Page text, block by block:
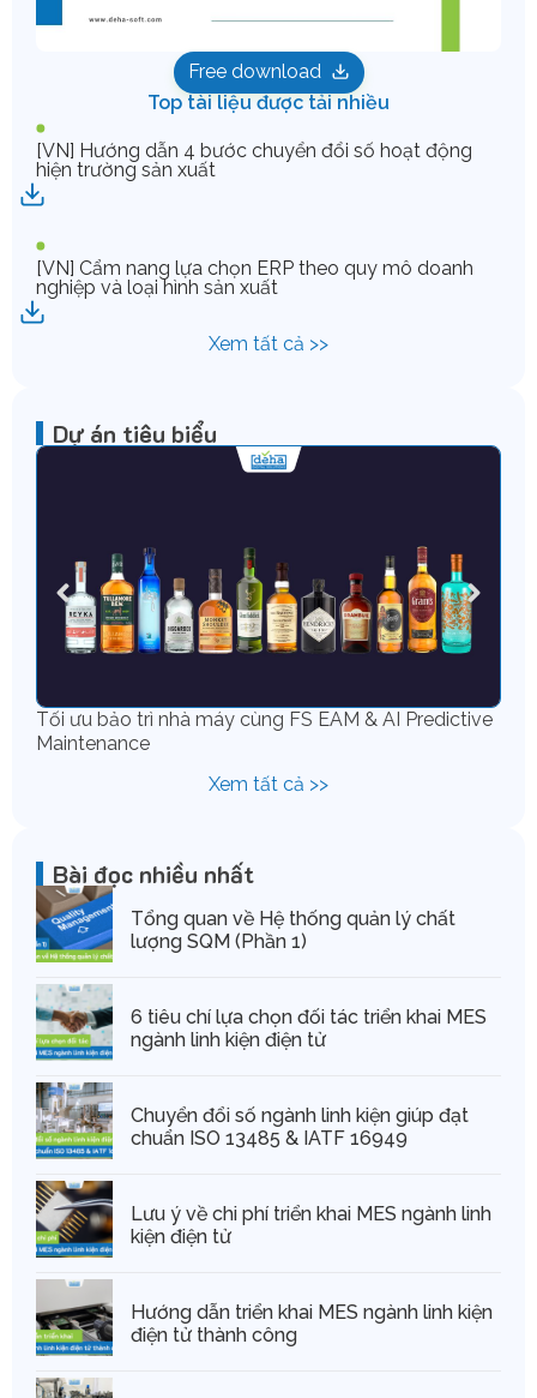
Free download
Top tài liệu được tải nhiều
[VN] Hướng dẫn 4 bước chuyển đổi số hoạt động
hiện trường sản xuất
[VN] Cẩm nang lựa chọn ERP theo quy mô doanh
nghiệp và loại hình sản xuất
Xem tất cả >>
Dự án tiêu biểu
Tối ưu bảo trì nhà máy cùng FS EAM & AI Predictive
Maintenance
Xem tất cả >>
Bài đọc nhiều nhất
Tổng quan về Hệ thống quản lý chất
lượng SQM (Phần 1)
6 tiêu chí lựa chọn đối tác triển khai MES
ngành linh kiện điện tử
Chuyển đổi số ngành linh kiện giúp đạt
chuẩn ISO 13485 & IATF 16949
Lưu ý về chi phí triển khai MES ngành linh
kiện điện tử
Hướng dẫn triển khai MES ngành linh kiện
điện tử thành công